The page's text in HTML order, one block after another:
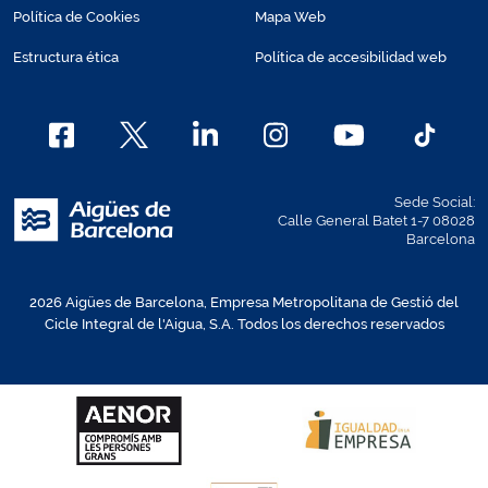
Política de Cookies
Estructura ética
Mapa Web
Política de accesibilidad web
Sede Social:
Calle General Batet 1-7 08028
Barcelona
2026 Aigües de Barcelona, Empresa Metropolitana de Gestió del
Cicle Integral de l'Aigua, S.A. Todos los derechos reservados